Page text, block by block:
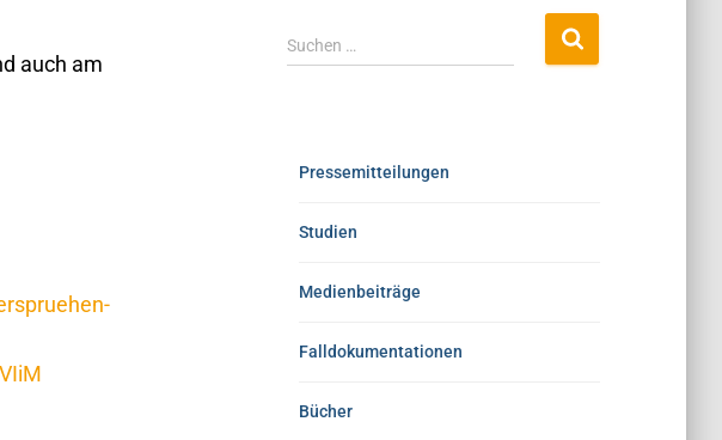
auch am
Suchen …
Pressemitteilungen
Studien
Medienbeiträge
Falldokumentationen
Bücher